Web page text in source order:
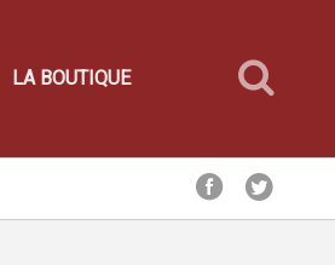
LA BOUTIQUE